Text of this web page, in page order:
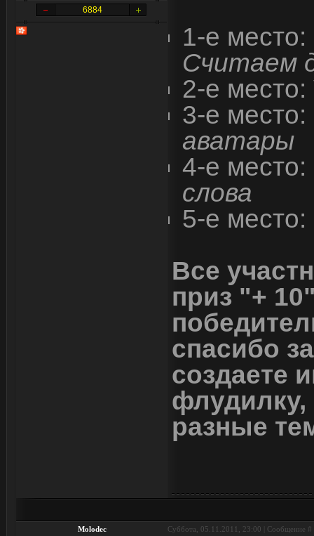
6884
1-е место:
Считаем
2-е место:
3-е место:
аватары
4-е место:
слова
5-е место:
Все
приз "+
спасибо
создаете
флудилку,
разные
Molodec Суббота, 05.11.2011, 23:00 | Сообщение #